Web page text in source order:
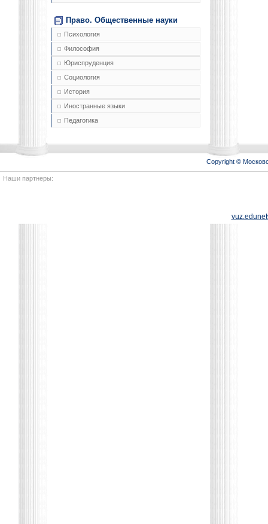
Право. Общественные науки
Психология
Философия
Юриспруденция
Социология
История
Иностранные языки
Педагогика
Copyright ©
Наши партнеры: